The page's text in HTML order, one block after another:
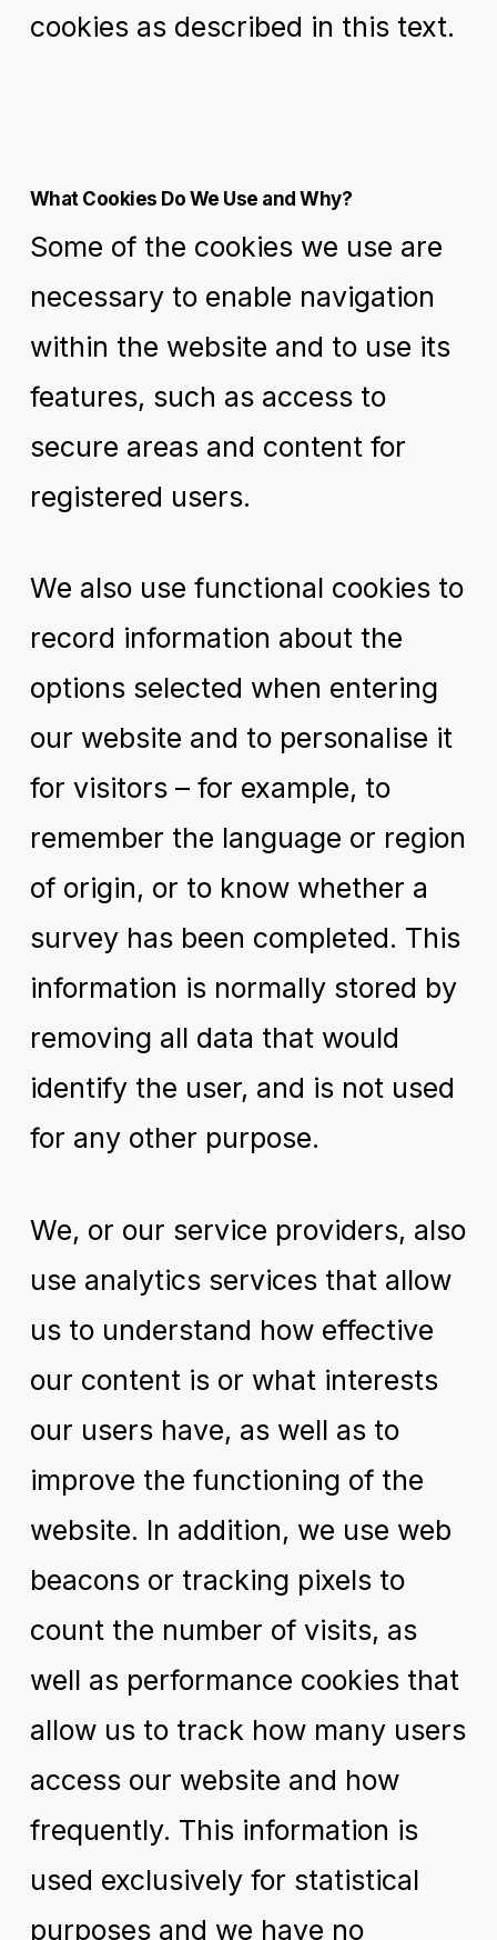
cookies as described in this text.
What Cookies Do We Use and Why?
Some of the cookies we use are
necessary to enable navigation
within the website and to use its
features, such as access to
secure areas and content for
registered users.
We also use functional cookies to
record information about the
options selected when entering
our website and to personalise it
for visitors – for example, to
remember the language or region
of origin, or to know whether a
survey has been completed. This
information is normally stored by
removing all data that would
identify the user, and is not used
for any other purpose.
We, or our service providers, also
use analytics services that allow
us to understand how effective
our content is or what interests
our users have, as well as to
improve the functioning of the
website. In addition, we use web
beacons or tracking pixels to
count the number of visits, as
well as performance cookies that
allow us to track how many users
access our website and how
frequently. This information is
used exclusively for statistical
purposes and we have no